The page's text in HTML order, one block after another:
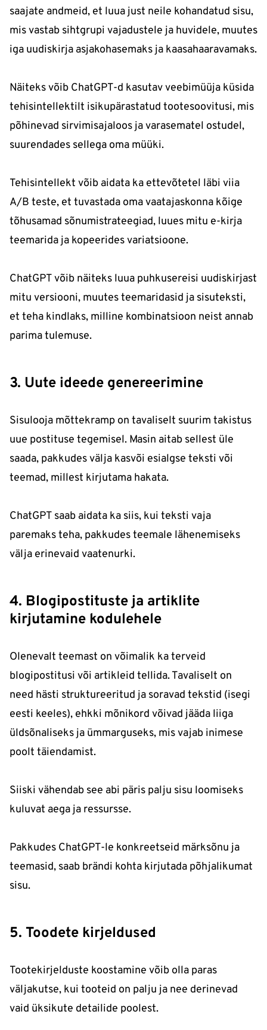
saajate andmeid, et luua just neile kohandatud sisu,
mis vastab sihtgrupi vajadustele ja huvidele, muutes
iga uudiskirja asjakohasemaks ja kaasahaaravamaks.
Näiteks võib ChatGPT-d kasutav veebimüüja küsida
tehisintellektilt isikupärastatud tootesoovitusi, mis
põhinevad sirvimisajaloos ja varasematel ostudel,
suurendades sellega oma müüki.
Tehisintellekt võib aidata ka ettevõtetel läbi viia
A/B teste, et tuvastada oma vaatajaskonna kõige
tõhusamad sõnumistrateegiad, luues mitu e-kirja
teemarida ja kopeerides variatsioone.
ChatGPT võib näiteks luua puhkusereisi uudiskirjast
mitu versiooni, muutes teemaridasid ja sisuteksti,
et teha kindlaks, milline kombinatsioon neist annab
parima tulemuse.
3. Uute ideede genereerimine
Sisulooja mõttekramp on tavaliselt suurim takistus
uue postituse tegemisel. Masin aitab sellest üle
saada, pakkudes välja kasvõi esialgse teksti või
teemad, millest kirjutama hakata.
ChatGPT saab aidata ka siis, kui teksti vaja
paremaks teha, pakkudes teemale lähenemiseks
välja erinevaid vaatenurki.
4. Blogipostituste ja artiklite
kirjutamine kodulehele
Olenevalt teemast on võimalik ka terveid
blogipostitusi või artikleid tellida. Tavaliselt on
need hästi struktureeritud ja soravad tekstid (isegi
eesti keeles), ehkki mõnikord võivad jääda liiga
üldsõnaliseks ja ümmarguseks, mis vajab inimese
poolt täiendamist.
Siiski vähendab see abi päris palju sisu loomiseks
kuluvat aega ja ressursse.
Pakkudes ChatGPT-le konkreetseid märksõnu ja
teemasid, saab brändi kohta kirjutada põhjalikumat
sisu.
5. Toodete kirjeldused
Tootekirjelduste koostamine võib olla paras
väljakutse, kui tooteid on palju ja nee derinevad
vaid üksikute detailide poolest.